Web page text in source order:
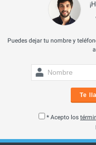
Puedes dejar tu nombre y
Te
* Acepto los